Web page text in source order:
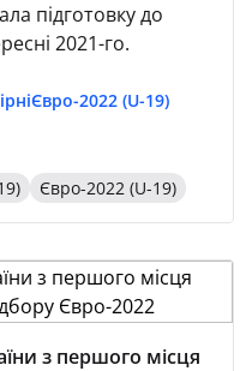
підготовку до
2021-го.
Євро-2022 (U-19)
Євро-2022 (U-19)
з першого місця